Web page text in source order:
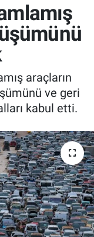
araçların
ve geri
kabul etti.